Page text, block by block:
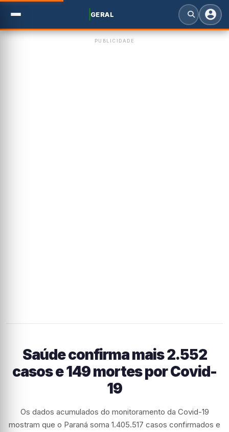
GERAL
PUBLICIDADE
Saúde confirma mais 2.552
casos e 149 mortes por Covid-
19
Os dados acumulados do monitoramento da Covid-19
mostram que o Paraná soma 1.405.517 casos confirmados e